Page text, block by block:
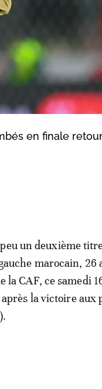
en finale
un deuxième
marocain, 26
la CAF, ce samedi
la victoire aux